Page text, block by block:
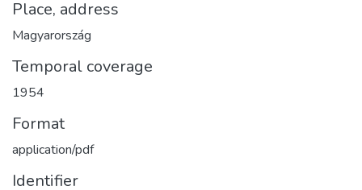
Place, address
Magyarország
Temporal coverage
1954
Format
application/pdf
Identifier